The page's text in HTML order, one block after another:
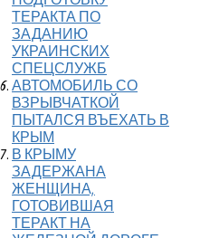
ТЕРАКТА ПО
ЗАДАНИЮ
УКРАИНСКИХ
СПЕЦСЛУЖБ
АВТОМОБИЛЬ СО
ВЗРЫВЧАТКОЙ
ПЫТАЛСЯ ВЪЕХАТЬ В
КРЫМ
В КРЫМУ
ЗАДЕРЖАНА
ЖЕНЩИНА,
ГОТОВИВШАЯ
ТЕРАКТ НА